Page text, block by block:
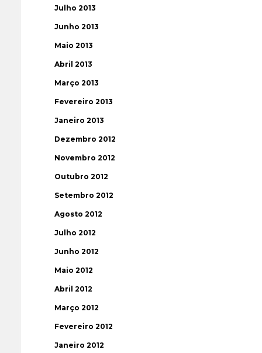
Julho 2013
Junho 2013
Maio 2013
Abril 2013
Março 2013
Fevereiro 2013
Janeiro 2013
Dezembro 2012
Novembro 2012
Outubro 2012
Setembro 2012
Agosto 2012
Julho 2012
Junho 2012
Maio 2012
Abril 2012
Março 2012
Fevereiro 2012
Janeiro 2012